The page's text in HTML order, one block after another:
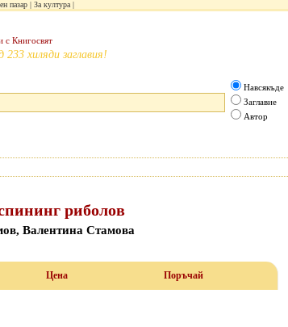
пазар За култура
233 хиляди заглавия!
Навсякъде
Заглавие
Автор
риболов
Валентина Стамова
Цена Поръчай